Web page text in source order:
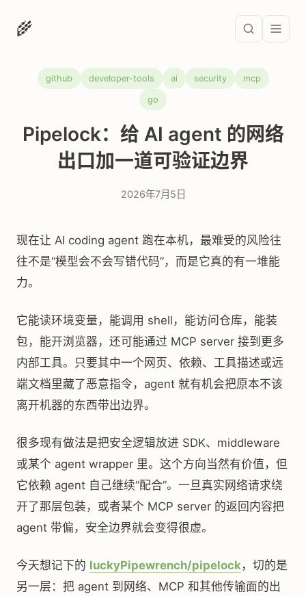
🌾
github developer-tools ai security mcp
go
Pipelock：给 AI agent 的网络
出口加一道可验证边界
2026年7月5日
现在让 AI coding agent 跑在本机，最难受的风险往
往不是“模型会不会写错代码”，而是它真的有一堆能
力。
它能读环境变量，能调用 shell，能访问仓库，能装
包，能开浏览器，还可能通过 MCP server 接到更多
内部工具。只要其中一个网页、依赖、工具描述或远
端文档里藏了恶意指令，agent 就有机会把原本不该
离开机器的东西带出边界。
很多现有做法是把安全逻辑放进 SDK、middleware
或某个 agent wrapper 里。这个方向当然有价值，但
它依赖 agent 自己继续“配合”。一旦真实网络请求绕
开了那层包装，或者某个 MCP server 的返回内容把
agent 带偏，安全边界就会变得很虚。
今天想记下的 luckyPipewrench/pipelock，切的是
另一层：把 agent 到网络、MCP 和其他传输面的出